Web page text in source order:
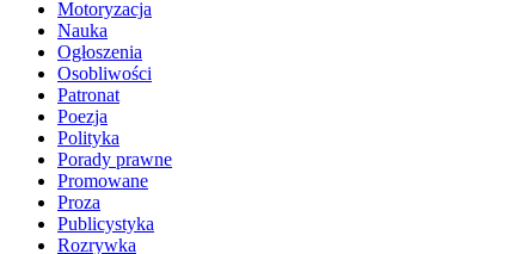
Motoryzacja
Nauka
Ogłoszenia
Osobliwości
Patronat
Poezja
Polityka
Porady prawne
Promowane
Proza
Publicystyka
Rozrywka